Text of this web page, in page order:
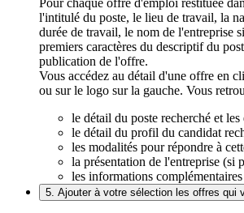
l'intitulé du poste, le lieu de travail, la
durée de travail, le nom de l'entreprise
premiers caractères du descriptif du
publication de l'offre.
Vous accédez au détail d'une offre en
ou sur le logo sur la gauche. Vous
le détail du poste recherché et
le détail du profil du candidat
les modalités pour répondre à
la présentation de l'entreprise (si
les informations
5. Ajouter à votre sélection les offres qui